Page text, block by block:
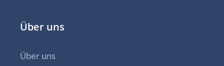
Über uns
Über uns